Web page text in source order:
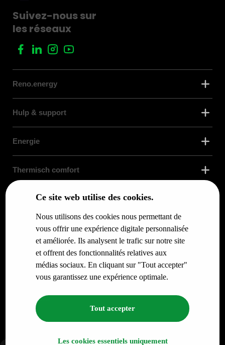
Ce site web utilise des cookies.
Nous utilisons des cookies nous permettant de
vous offrir une expérience digitale personnalisée
et améliorée. Ils analysent le trafic sur notre site
et offrent des fonctionnalités relatives aux
médias sociaux. En cliquant sur "Tout accepter"
vous garantissez une expérience optimale.
Tout accepter
Les cookies essentiels uniquement
Suivez-nous sur
les réseaux
Reno.energy
Hulp & support
Energie
Thermisch comfort
Buitenschil van je gebouw
Services
Privacybeleid